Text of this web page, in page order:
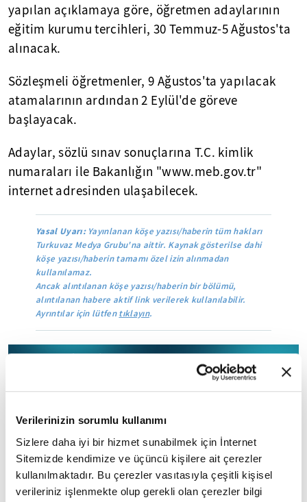
Verilerinizin sorumlu kullanımı
Sizlere daha iyi bir hizmet sunabilmek için İnternet
Sitemizde kendimize ve üçüncü kişilere ait çerezler
kullanılmaktadır. Bu çerezler vasıtasıyla çeşitli kişisel
verileriniz işlenmekte olup gerekli olan çerezler bilgi
yapılan açıklamaya göre, öğretmen adaylarının
eğitim kurumu tercihleri, 30 Temmuz-5 Ağustos'ta
alınacak.
Sözleşmeli öğretmenler, 9 Ağustos'ta yapılacak
atamalarının ardından 2 Eylül'de göreve
başlayacak.
Adaylar, sözlü sınav sonuçlarına T.C. kimlik
numaraları ile Bakanlığın "www.meb.gov.tr"
internet adresinden ulaşabilecek.
Yasal Uyarı:Yayınlanan köşe yazısı/haberin tüm hakları
Turkuvaz Medya Grubu'na aittir. Kaynak gösterilse dahi
köşe yazısı/haberin tamamı özel izin alınmadan
kullanılamaz.
Ancak alıntılanan köşe yazısı/haberin bir bölümü,
alıntılanan habere aktif link verilerek kullanılabilir.
Ayrıntılar için lütfentıklayın.
Mobil Uygulamamızı İndirin